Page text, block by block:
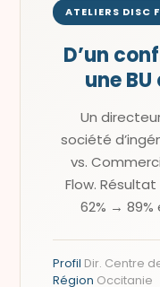
ATELIERS DISC
D’un
une
Un
société
vs.
Flow.
62% →
Profil Dir. Centre
Région Occitanie